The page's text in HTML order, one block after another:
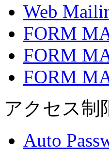
Web
FORM
FORM
FORM
アクセス制
Auto